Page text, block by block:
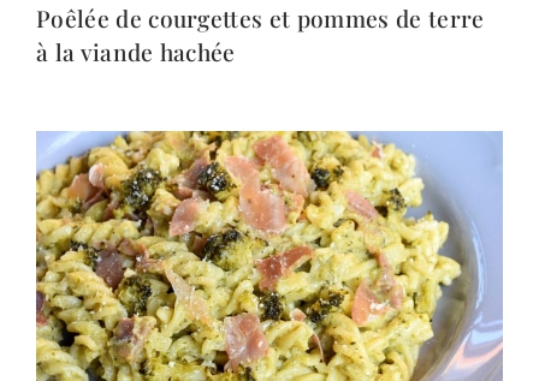
Poêlée de courgettes et pommes de terre
à la viande hachée